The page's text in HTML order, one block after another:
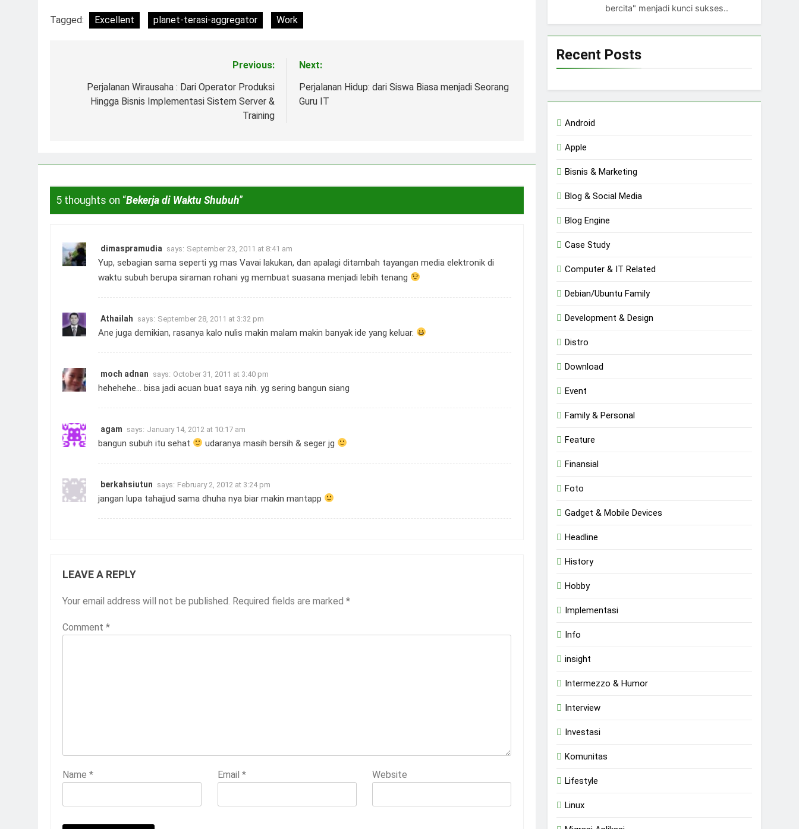
Tagged: Excellent planet-terasi-aggregator Work
navigation
Previous:
Perjalanan Wirausaha : Dari Operator Produksi
Hingga Bisnis Implementasi Sistem Server &
Training
Next:
Perjalanan Hidup: dari Siswa Biasa menjadi Seorang
Guru IT
5 thoughts on “Bekerja di Waktu Shubuh”
dimaspramudia says: September 23, 2011 at 8:41 am
Yup, sebagian sama seperti yg mas Vavai lakukan, dan apalagi ditambah tayangan media elektronik di
waktu subuh berupa siraman rohani yg membuat suasana menjadi lebih tenang
Athailah says: September 28, 2011 at 3:32 pm
Ane juga demikian, rasanya kalo nulis makin malam makin banyak ide yang keluar.
moch adnan says: October 31, 2011 at 3:40 pm
hehehehe… bisa jadi acuan buat saya nih. yg sering bangun siang
agam says: January 14, 2012 at 10:17 am
bangun subuh itu sehat udaranya masih bersih & seger jg
berkahsiutun says: February 2, 2012 at 3:24 pm
jangan lupa tahajjud sama dhuha nya biar makin mantapp
LEAVE A REPLY
Your email address will not be published. Required fields are marked *
Comment *
Name * Email * Website
bercita" menjadi kunci sukses..
Recent Posts
Android
Apple
Bisnis & Marketing
Blog & Social Media
Blog Engine
Case Study
Computer & IT Related
Debian/Ubuntu Family
Development & Design
Distro
Download
Event
Family & Personal
Feature
Finansial
Foto
Gadget & Mobile Devices
Headline
History
Hobby
Implementasi
Info
insight
Intermezzo & Humor
Interview
Investasi
Komunitas
Lifestyle
Linux